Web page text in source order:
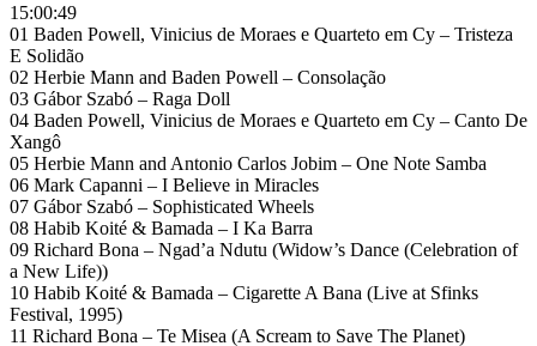
15:00:49
01 Baden Powell, Vinicius de Moraes e Quarteto em Cy – Tristeza
E Solidão
02 Herbie Mann and Baden Powell – Consolação
03 Gábor Szabó – Raga Doll
04 Baden Powell, Vinicius de Moraes e Quarteto em Cy – Canto De
Xangô
05 Herbie Mann and Antonio Carlos Jobim – One Note Samba
06 Mark Capanni – I Believe in Miracles
07 Gábor Szabó – Sophisticated Wheels
08 Habib Koité & Bamada – I Ka Barra
09 Richard Bona – Ngad’a Ndutu (Widow’s Dance (Celebration of
a New Life))
10 Habib Koité & Bamada – Cigarette A Bana (Live at Sfinks
Festival, 1995)
11 Richard Bona – Te Misea (A Scream to Save The Planet)